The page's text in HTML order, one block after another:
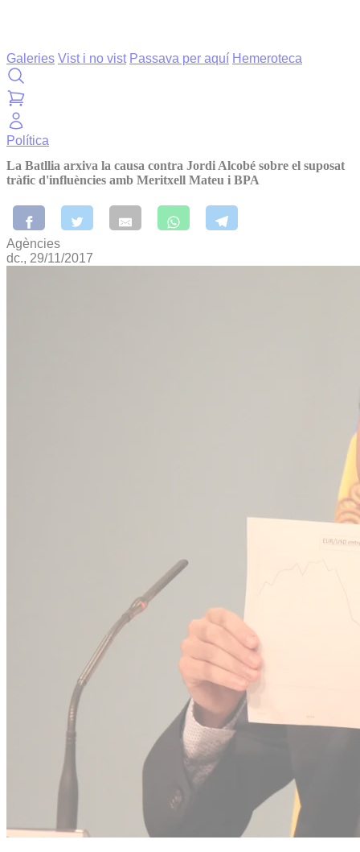
Galeries Vist i no vist Passava per aquí Hemeroteca
Política
La Batllia arxiva la causa contra Jordi Alcobé sobre el suposat
tràfic d'influències amb Meritxell Mateu i BPA
Agències
dc., 29/11/2017